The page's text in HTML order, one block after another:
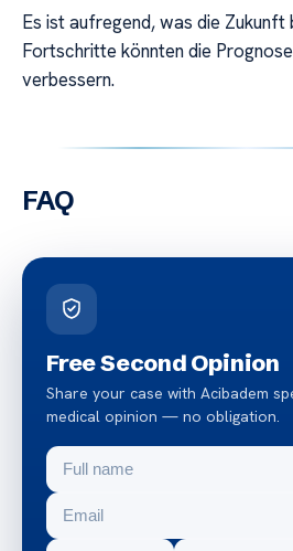
Es ist aufregend, was die Zukunft
Fortschritte könnten die
verbessern.
FAQ
Free Second Opinion
Share your case with Acibadem
medical opinion — no obligation.